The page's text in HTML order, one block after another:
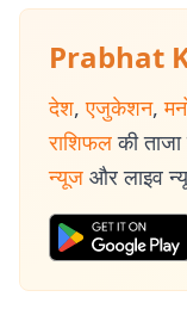
Prabhat
देश, एजुकेशन,
राशिफल की
न्यूज और लाइव